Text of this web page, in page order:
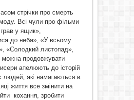
стрічки про смерть
Всі чули про фільми
у ящик»,
до неба», «У всьому
«Солодкий листопад»,
можна продовжувати
апелюють до історій
людей, які намагаються в
життя все змінити на
кохання, зробити